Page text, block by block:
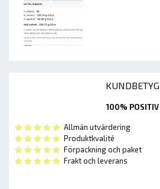
KUNDBETYG
100% POSITIV
Allmän utvärdering
Produktkvalité
Förpackning och paket
Frakt och leverans